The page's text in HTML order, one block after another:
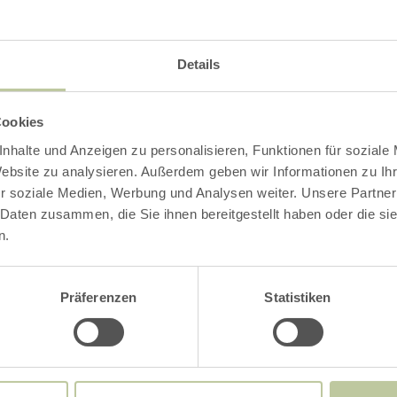
Details
und Anzeigen zu personalisieren, Funktionen für soziale
zu analysieren. Außerdem geben wir Informationen zu
soziale Medien, Werbung und Analysen weiter. Unsere
zusammen, die Sie ihnen bereitgestellt haben oder die
Präferenzen Statistiken
Parkplatz am Weinfelder Maar
Impressionen